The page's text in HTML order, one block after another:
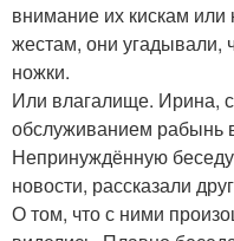
внимание их кискам
жестам, они угадывали,
ножки.
Или влагалище. Ирина,
обслуживанием рабынь
Непринуждённую
новости, рассказали
О том, что с ними